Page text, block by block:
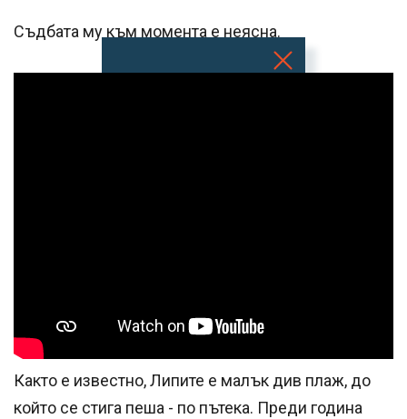
Съдбата му към момента е неясна.
Както е известно, Липите е малък див плаж, до
който се стига пеша - по пътека. Преди година